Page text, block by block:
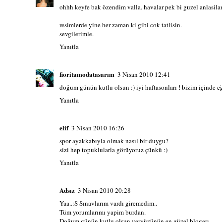
ohhh keyfe bak özendim valla. havalar pek bi guzel
resimlerde yine her zaman ki gibi cok tatlisin.
sevgilerimle.
Yanıtla
fioritamodatasarım 3 Nisan 2010 12:41
doğum günün kutlu olsun :) iyi haftasonları ! bizim içinde
Yanıtla
elif 3 Nisan 2010 16:26
spor ayakkabıyla olmak nasıl bir duygu?
sizi hep topuklularla görüyoruz çünkü :)
Yanıtla
Adsız 3 Nisan 2010 20:28
Yaa..:S Sınavlarım vardı giremedim..
Tüm yorumlarımı yapim burdan.